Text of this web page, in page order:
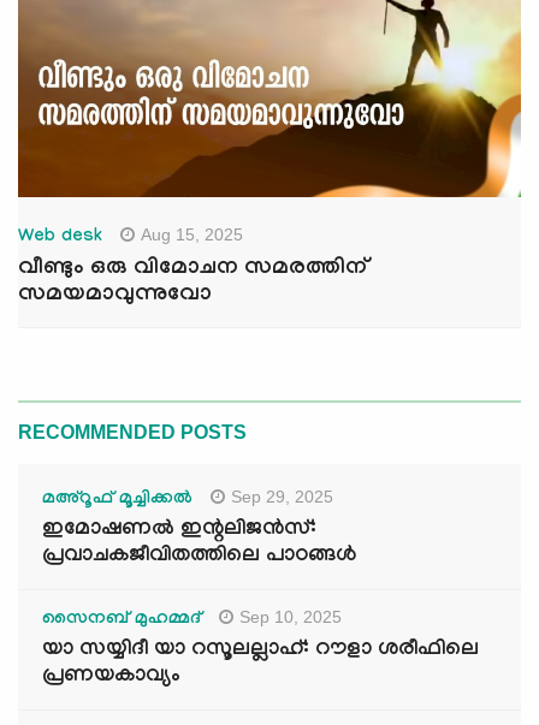
Web desk Aug 15, 2025
വീണ്ടും ഒരു വിമോചന സമരത്തിന്
സമയമാവുന്നുവോ
RECOMMENDED POSTS
മഅ്റൂഫ് മൂച്ചിക്കല്‍ Sep 29, 2025
ഇമോഷണൽ ഇന്റലിജൻസ്:
പ്രവാചകജീവിതത്തിലെ പാഠങ്ങൾ
സൈനബ് മുഹമ്മദ് Sep 10, 2025
യാ സയ്യിദീ യാ റസൂലല്ലാഹ്: റൗളാ ശരീഫിലെ
പ്രണയകാവ്യം